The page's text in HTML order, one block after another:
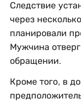
Следствие
через
планировали
Мужчина
обращении.
Кроме того, в